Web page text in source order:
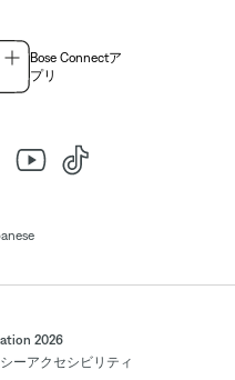
Bose Connectア
プリ
2026
ーアクセシビリティ